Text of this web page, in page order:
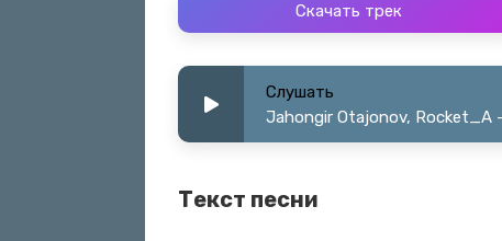
Скачать трек
Слушать
Jahongir Otajonov, Rocket_A
Текст песни